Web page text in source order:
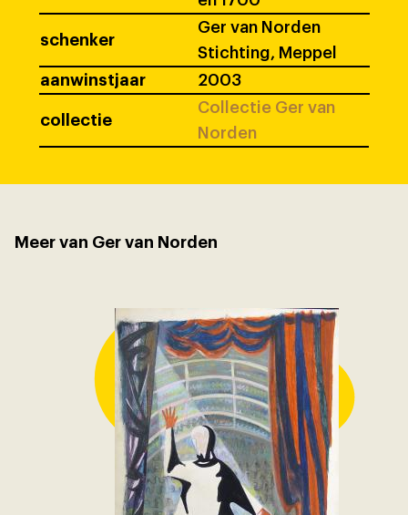
schenker
Ger van Norden
Stichting, Meppel
aanwinstjaar
2003
collectie
Collectie Ger van
Norden
Meer van Ger van Norden